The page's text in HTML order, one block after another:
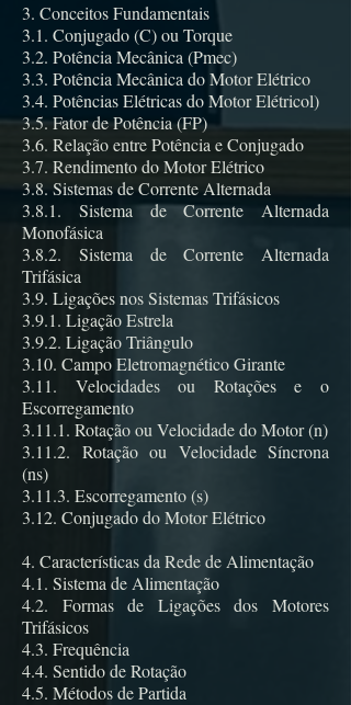
3. Conceitos Fundamentais
3.1. Conjugado (C) ou Torque
3.2. Potência Mecânica (Pmec)
3.3. Potência Mecânica do Motor Elétrico
3.4. Potências Elétricas do Motor Elétricol)
3.5. Fator de Potência (FP)
3.6. Relação entre Potência e Conjugado
3.7. Rendimento do Motor Elétrico
3.8. Sistemas de Corrente Alternada
3.8.1. Sistema de Corrente Alternada
Monofásica
3.8.2. Sistema de Corrente Alternada
Trifásica
3.9. Ligações nos Sistemas Trifásicos
3.9.1. Ligação Estrela
3.9.2. Ligação Triângulo
3.10. Campo Eletromagnético Girante
3.11. Velocidades ou Rotações e o
Escorregamento
3.11.1. Rotação ou Velocidade do Motor (n)
3.11.2. Rotação ou Velocidade Síncrona
(ns)
3.11.3. Escorregamento (s)
3.12. Conjugado do Motor Elétrico
4. Características da Rede de Alimentação
4.1. Sistema de Alimentação
4.2. Formas de Ligações dos Motores
Trifásicos
4.3. Frequência
4.4. Sentido de Rotação
4.5. Métodos de Partida